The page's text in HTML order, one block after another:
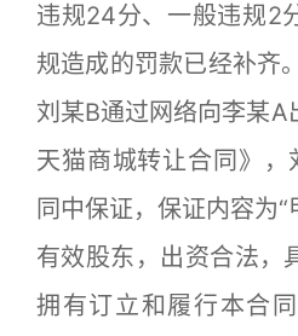
违规24分、一般违规2
规造成的罚款已经补齐
刘某B通过网络向李某A
天猫商城转让合同》
同中保证，保证内容为
有效股东，出资合法，
拥有订立和履行本合